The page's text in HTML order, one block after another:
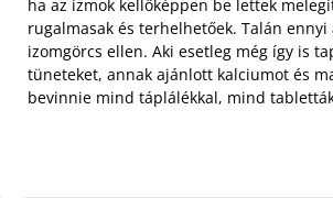
ha az izmok kellőképpen be lettek
rugalmasak és terhelhetőek. Talán ennyi
izomgörcs ellen. Aki esetleg még így is
tüneteket, annak ajánlott kalciumot és
bevinnie mind táplálékkal, mind